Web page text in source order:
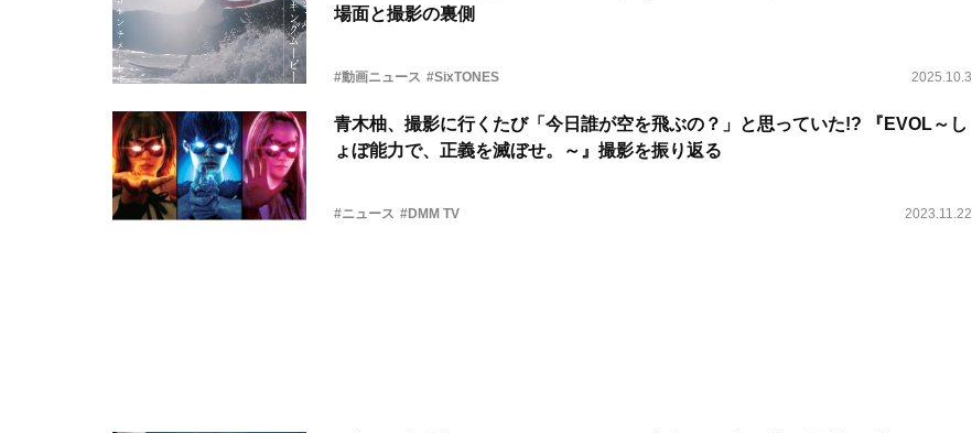
場面と撮影の裏側
#動画ニュース #SixTONES 2025.10.3
青木柚、撮影に行くたび「今日誰が空を飛ぶの？」と思っていた!? 『EVOL～し
ょぼ能力で、正義を滅ぼせ。～』撮影を振り返る
#ニュース #DMM TV 2023.11.22